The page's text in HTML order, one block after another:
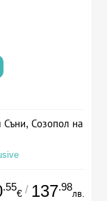
Созопол на
.55
€ / 137.98
лв.